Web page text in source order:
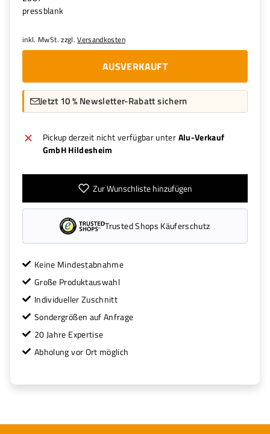
pressblank
inkl. MwSt. zzgl.Versandkosten
AUSVERKAUFT
Jetzt 10 % Newsletter-Rabatt sichern
Pickup derzeit nicht verfügbar unterAlu-Verkauf
GmbH Hildesheim
Zur Wunschliste hinzufügen
Trusted Shops Käuferschutz
Keine Mindestabnahme
Große Produktauswahl
Individueller Zuschnitt
Sondergrößen auf Anfrage
20 Jahre Expertise
Abholung vor Ort möglich